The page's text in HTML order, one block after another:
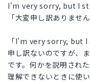
I'm very sorry, but I
「大変申し訳ありませ
「I'm very sorry, but
申し訳ないのですが、
です。何かを説明され
理解できないときに使